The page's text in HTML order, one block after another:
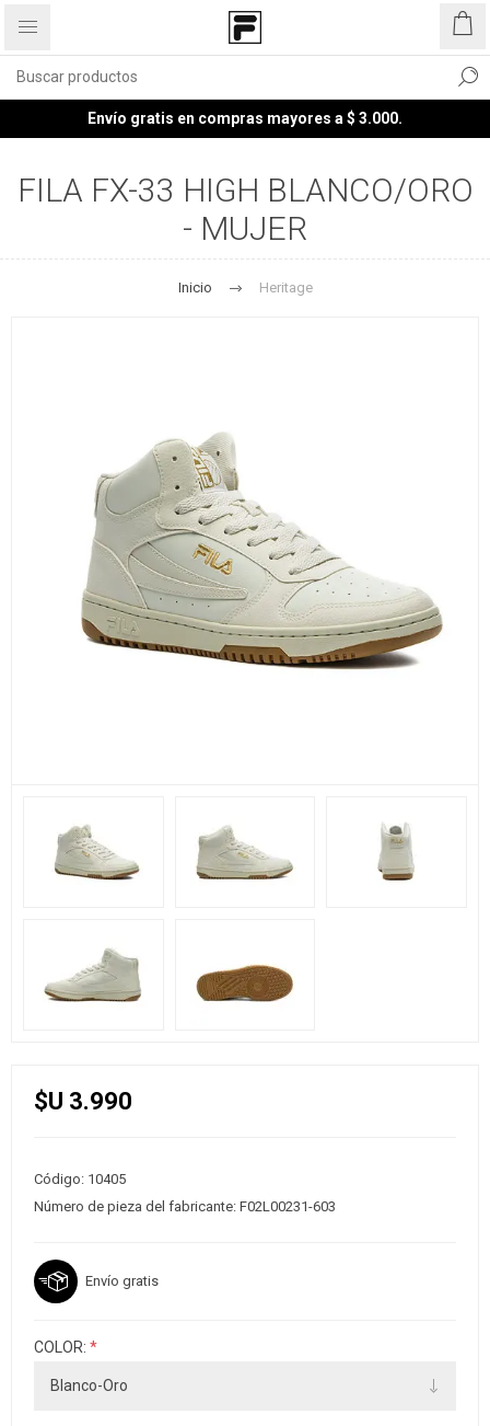
Envío gratis en compras mayores a $ 3.000.
FILA FX-33 HIGH BLANCO/ORO
- MUJER
Inicio Heritage
$U 3.990
Código: 10405
Número de pieza del fabricante: F02L00231-603
Envío gratis
COLOR: *